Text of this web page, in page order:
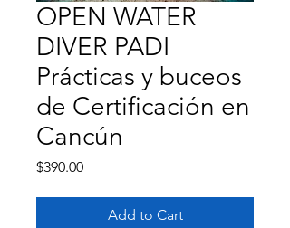
OPEN WATER
DIVER PADI
Prácticas y buceos
de Certificación en
Cancún
$390.00Price
Add to Cart